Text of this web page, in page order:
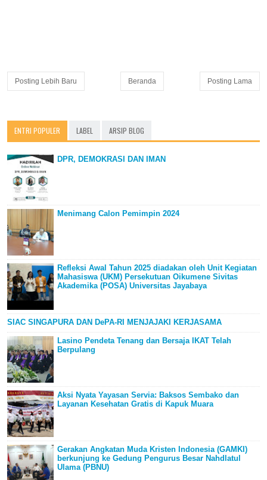
Posting Lebih Baru Posting Lama
Beranda
ENTRI POPULER LABEL ARSIP BLOG
DPR, DEMOKRASI DAN IMAN
Menimang Calon Pemimpin 2024
Refleksi Awal Tahun 2025 diadakan oleh Unit Kegiatan
Mahasiswa (UKM) Persekutuan Oikumene Sivitas
Akademika (POSA) Universitas Jayabaya
SIAC SINGAPURA DAN DePA-RI MENJAJAKI KERJASAMA
Lasino Pendeta Tenang dan Bersaja IKAT Telah
Berpulang
Aksi Nyata Yayasan Servia: Baksos Sembako dan
Layanan Kesehatan Gratis di Kapuk Muara
Gerakan Angkatan Muda Kristen Indonesia (GAMKI)
berkunjung ke Gedung Pengurus Besar Nahdlatul
Ulama (PBNU)